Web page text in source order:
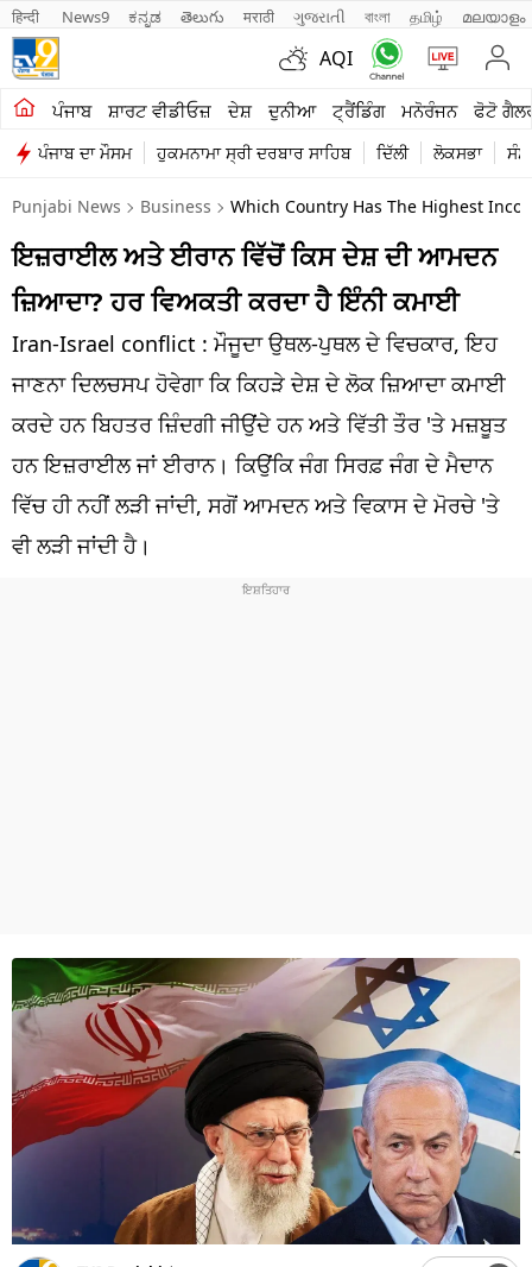
हिन्दी News9 ಕನ್ನಡ తెలుగు मराठी ગુજરાતી বাংলা தமிழ் മലയാളം
AQI
ਪੰਜਾਬ ਸ਼ਾਰਟ ਵੀਡੀਓਜ਼ ਦੇਸ਼ ਦੁਨੀਆ ਟ੍ਰੈਂਡਿੰਗ ਮਨੋਰੰਜਨ ਫੋਟੋ
ਪੰਜਾਬ ਦਾ ਮੌਸਮ ਹੁਕਮਨਾਮਾ ਸ੍ਰੀ ਦਰਬਾਰ ਸਾਹਿਬ ਦਿੱਲੀ ਲੋਕਸਭਾ
ਖੇਤੀਬਾੜੀ
ਸ਼ਾਰਟ ਵੀਡੀਓਜ਼
ਕਾਰੋਬਾਰ
ਕਰਿਅਰ
ਦੇਸ਼
ਲਾਈਫ ਸਟਾਈਲ
ਪੰਜਾਬ
ਧਰਮ
Punjabi News Business Which Country Has The Highest
ਇਜ਼ਰਾਈਲ ਅਤੇ ਈਰਾਨ ਵਿੱਚੋਂ ਕਿਸ ਦੇਸ਼ ਦੀ ਆਮਦਨ
ਜ਼ਿਆਦਾ? ਹਰ ਵਿਅਕਤੀ ਕਰਦਾ ਹੈ ਇੰਨੀ ਕਮਾਈ
Iran-Israel conflict : ਮੌਜੂਦਾ ਉਥਲ-ਪੁਥਲ ਦੇ ਵਿਚਕਾਰ, ਇਹ
ਜਾਣਨਾ ਦਿਲਚਸਪ ਹੋਵੇਗਾ ਕਿ ਕਿਹੜੇ ਦੇਸ਼ ਦੇ ਲੋਕ ਜ਼ਿਆਦਾ ਕਮਾਈ
ਕਰਦੇ ਹਨ ਬਿਹਤਰ ਜ਼ਿੰਦਗੀ ਜੀਉਂਦੇ ਹਨ ਅਤੇ ਵਿੱਤੀ ਤੌਰ 'ਤੇ ਮਜ਼ਬੂਤ ​​
ਹਨ ਇਜ਼ਰਾਈਲ ਜਾਂ ਈਰਾਨ। ਕਿਉਂਕਿ ਜੰਗ ਸਿਰਫ਼ ਜੰਗ ਦੇ ਮੈਦਾਨ
ਵਿੱਚ ਹੀ ਨਹੀਂ ਲੜੀ ਜਾਂਦੀ, ਸਗੋਂ ਆਮਦਨ ਅਤੇ ਵਿਕਾਸ ਦੇ ਮੋਰਚੇ 'ਤੇ
ਵੀ ਲੜੀ ਜਾਂਦੀ ਹੈ।